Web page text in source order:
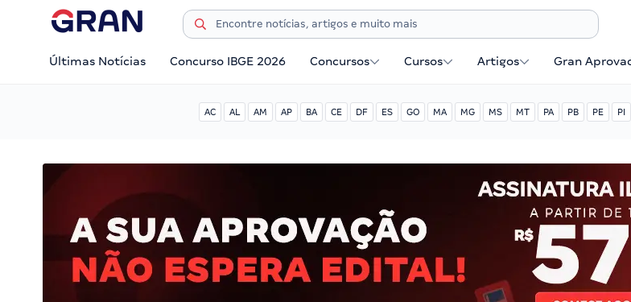
Últimas Notícias Concurso IBGE 2026 Concursos Cursos Artigos Gran
AC AL AM AP BA CE DF ES GO MA MG MS MT PA PB PE PI